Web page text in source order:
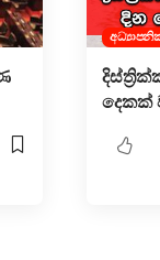
දෙකක්